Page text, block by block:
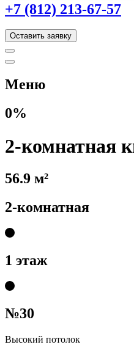
+7 (812) 213-67-57
Оставить заявку
Меню
0%
2-комнатная
56.9 м²
2-комнатная
1 этаж
№30
Высокий потолок